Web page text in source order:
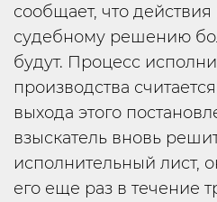
сообщает, что
судебному решению
будут. Процесс
производства
выхода этого
взыскатель вновь
исполнительный лист,
его еще раз в течение